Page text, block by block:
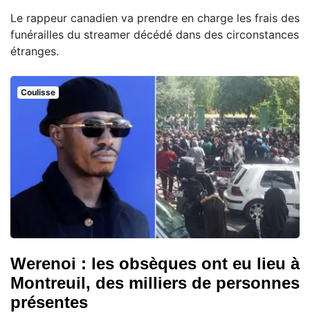
Le rappeur canadien va prendre en charge les frais des
funérailles du streamer décédé dans des circonstances
étranges.
Coulisse
Werenoi : les obsèques ont eu lieu à
Montreuil, des milliers de personnes
présentes